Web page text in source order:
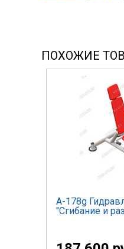
ПОХОЖИЕ
А-178g
"Сгибание и